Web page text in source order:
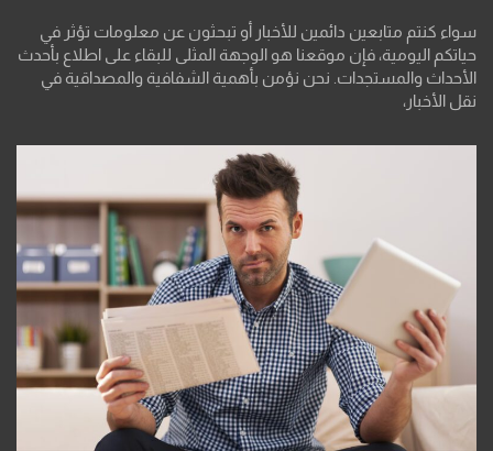
سواء كنتم متابعين دائمين للأخبار أو تبحثون عن معلومات تؤثر في
حياتكم اليومية، فإن موقعنا هو الوجهة المثلى للبقاء على اطلاع بأحدث
الأحداث والمستجدات. نحن نؤمن بأهمية الشفافية والمصداقية في
نقل الأخبار،